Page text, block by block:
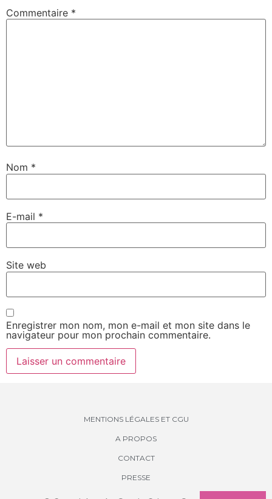
Commentaire *
Nom *
E-mail *
Site web
Enregistrer mon nom, mon e-mail et mon site dans le
navigateur pour mon prochain commentaire.
MENTIONS LÉGALES ET CGU
A PROPOS
CONTACT
PRESSE